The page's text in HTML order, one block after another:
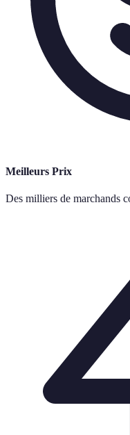
Meilleurs Prix
Des milliers de marchands